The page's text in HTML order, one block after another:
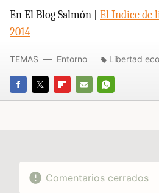
En El Blog Salmón | El Indice de
2014
FACEBOOK
TWITTERFLIPBOARD
E-
WHATSAPP
TEMAS Entorno Libertad
Comentarios cerrados